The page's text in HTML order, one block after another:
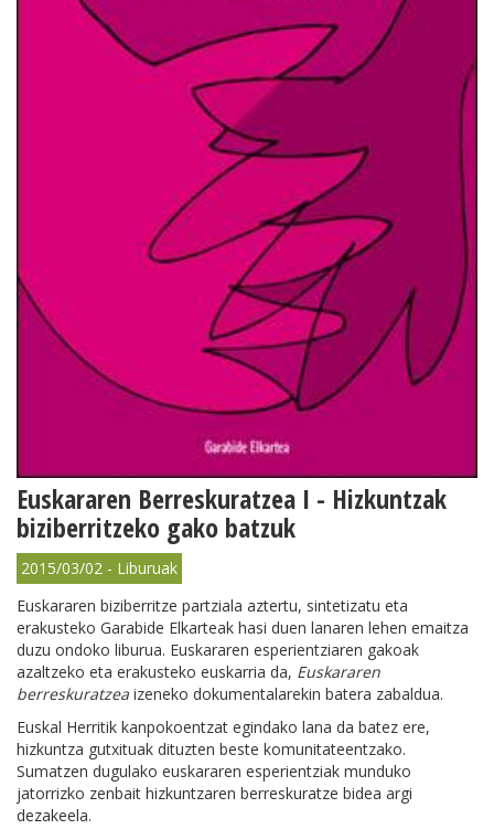
Euskararen Berreskuratzea I - Hizkuntzak
biziberritzeko gako batzuk
2015/03/02 - Liburuak
Euskararen biziberritze partziala aztertu, sintetizatu eta
erakusteko Garabide Elkarteak hasi duen lanaren lehen emaitza
duzu ondoko liburua. Euskararen esperientziaren gakoak
azaltzeko eta erakusteko euskarria da, Euskararen
berreskuratzea izeneko dokumentalarekin batera zabaldua.
Euskal Herritik kanpokoentzat egindako lana da batez ere,
hizkuntza gutxituak dituzten beste komunitateentzako.
Sumatzen dugulako euskararen esperientziak munduko
jatorrizko zenbait hizkuntzaren berreskuratze bidea argi
dezakeela.